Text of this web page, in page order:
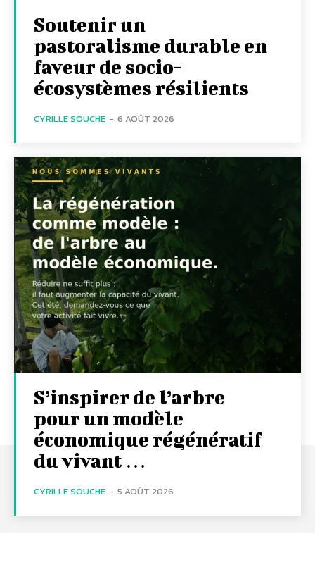
Soutenir un
pastoralisme durable en
faveur de socio-
écosystèmes résilients
CYRILLE SOUCHE - 6 AOÛT 2026
S’inspirer de l’arbre
pour un modèle
économique régénératif
du vivant …
CYRILLE SOUCHE - 5 AOÛT 2026